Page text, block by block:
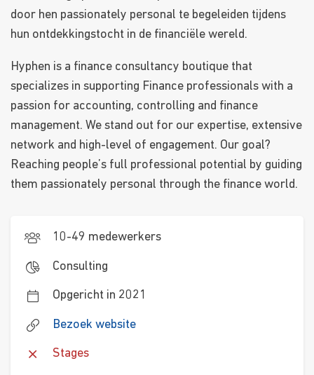
door hen passionately personal te begeleiden tijdens
hun ontdekkingstocht in de financiële wereld.
Hyphen is a finance consultancy boutique that
specializes in supporting Finance professionals with a
passion for accounting, controlling and finance
management. We stand out for our expertise, extensive
network and high-level of engagement. Our goal?
Reaching people’s full professional potential by guiding
them passionately personal through the finance world.
10-49 medewerkers
Consulting
Opgericht in 2021
Bezoek website
Stages